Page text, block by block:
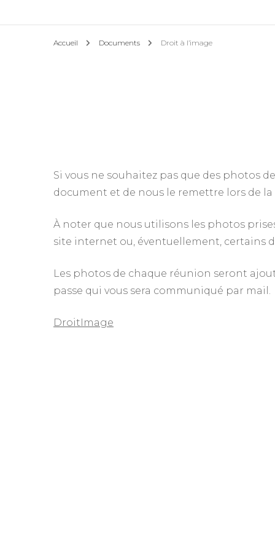
Accueil Documents Droit à l’image
Si vous ne souhaitez pas que des photos
document et de nous le remettre lors de
À noter que nous utilisons les photos
site internet ou, éventuellement, certains
Les photos de chaque réunion seront
passe qui vous sera communiqué par mail.
DroitImage